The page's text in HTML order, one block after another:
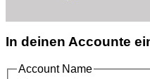
In deinen Accounte
Account Name